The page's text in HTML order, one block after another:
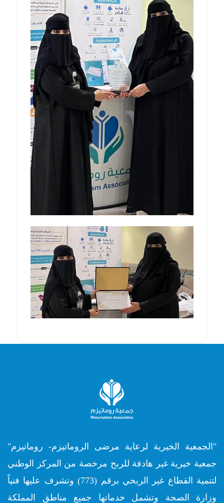
"الجمعية الخيرية لرعاية مرضى الروماتيزم- روماتيزم"
جمعية خيرية غير هادفة للربح مرخصة من المركز الوطني
لتنمية القطاع غير الربحي برقم (773) وتشرف عليها فنياً
وزارة الصحة وتشمل خدماتها جميع مناطق المملكة